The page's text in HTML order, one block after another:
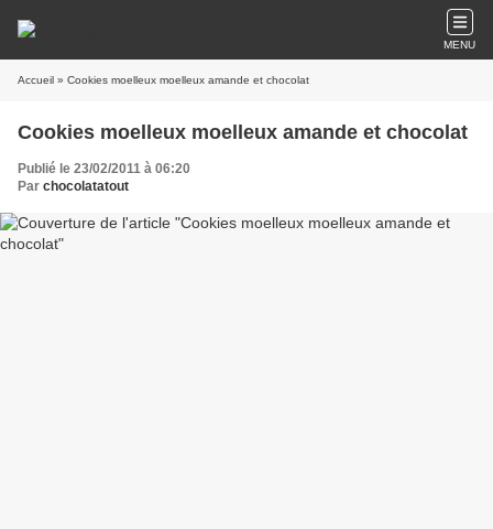
MENU
Accueil » Cookies moelleux moelleux amande et chocolat
Cookies moelleux moelleux amande et chocolat
Publié le 23/02/2011 à 06:20
Par chocolatatout